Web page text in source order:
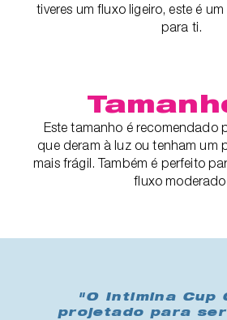
tiveres um fluxo ligeiro, este é
para ti.
Este tamanho é recomendado
que deram à luz ou tenham um
mais frágil. Também é perfeito
fluxo
"O Intimina Cup
projetado para ser